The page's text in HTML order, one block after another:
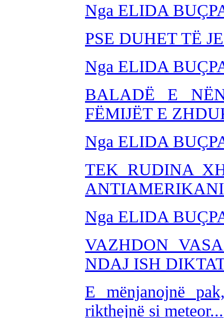
Nga ELIDA
PSE DUHET TË
Nga ELIDA
BALADË E
FËMIJËT E
Nga ELIDA BU
TEK RUDINA
Nga ELIDA
VAZHDON
NDAJ ISH
E mënjanojnë
rikthejnë si meteor...